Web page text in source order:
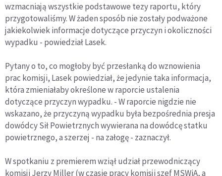
wzmacniają wszystkie podstawowe tezy raportu, który
przygotowaliśmy. W żaden sposób nie zostały podważone
jakiekolwiek informacje dotyczące przyczyn i okoliczności
wypadku - powiedział Lasek.
Pytany o to, co mogłoby być przesłanką do wznowienia
prac komisji, Lasek powiedział, że jedynie taka informacja,
która zmieniałaby określone w raporcie ustalenia
dotyczące przyczyn wypadku. - W raporcie nigdzie nie
wskazano, że przyczyną wypadku była bezpośrednia presja
dowódcy Sił Powietrznych wywierana na dowódcę statku
powietrznego, a szerzej - na załogę - zaznaczył.
W spotkaniu z premierem wziął udział przewodniczący
komisji Jerzy Miller (w czasie pracy komisji szef MSWiA, a